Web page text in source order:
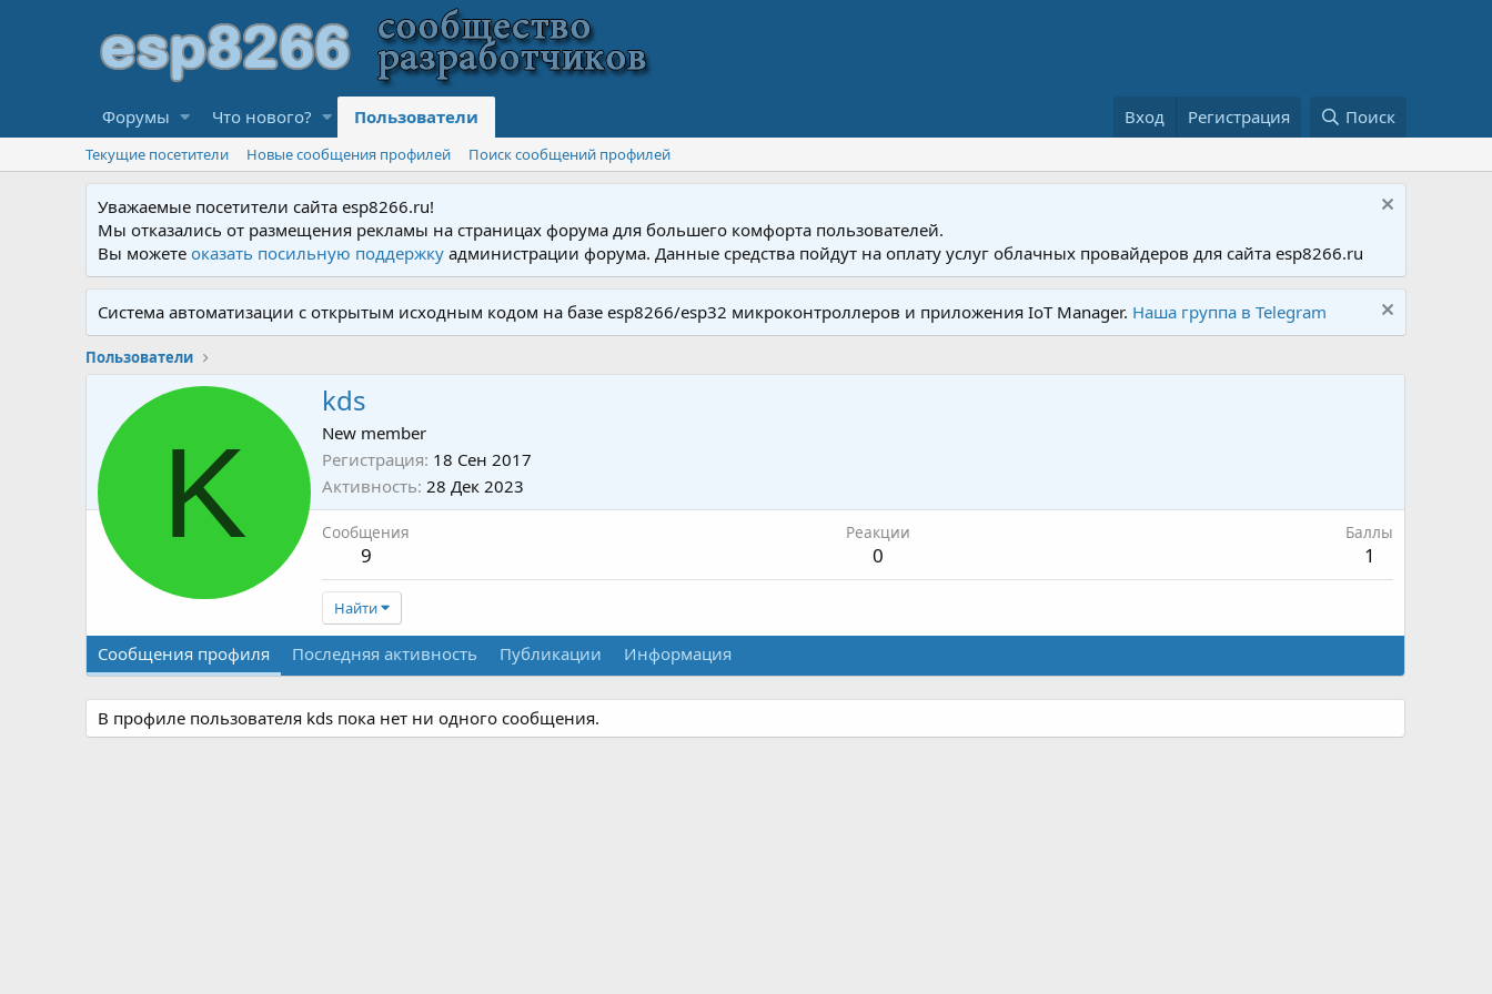
Форумы Что нового? Пользователи Вход Регистрация Поиск
Текущие посетители Новые сообщения профилей Поиск сообщений профилей
Уважаемые посетители сайта esp8266.ru!
Мы отказались от размещения рекламы на страницах форума для большего комфорта пользователей.
Вы можетеоказать посильную поддержку администрации форума. Данные средства пойдут на оплату услуг облачных провайдеров для сайта esp8266.ru
Система автоматизации с открытым исходным кодом на базе esp8266/esp32 микроконтроллеров и приложения IoT Manager. Наша группа в Telegram
Пользователи
K
kds
New member
Регистрация 18 Сен 2017
Активность 28 Дек 2023
Сообщения
9
Реакции
0
Баллы
1
Найти
Сообщения профиля Последняя активность Публикации Информация
В профиле пользователя kds пока нет ни одного сообщения.